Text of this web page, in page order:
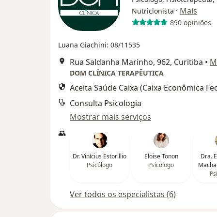
Nutricionista · Mais
890 opiniões
Luana Giachini: 08/11535
Rua Saldanha Marinho, 962, Curitiba •
DOM CLÍNICA TERAPÊUTICA
Aceita Saúde Caixa (Caixa Econômica
Consulta Psicologia
Mostrar mais serviços
Dr. Vinícius Estorillio
Psicólogo
Eloise Tonon
Psicólogo
Dra.
Ver todos os especialistas (6)